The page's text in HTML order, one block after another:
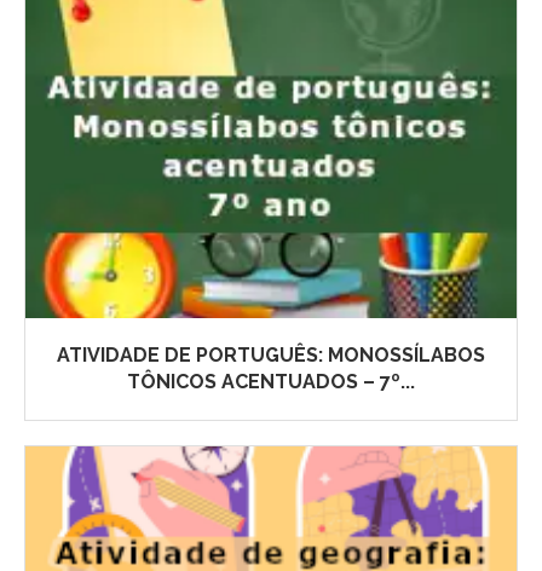
ATIVIDADE DE PORTUGUÊS: MONOSSÍLABOS
TÔNICOS ACENTUADOS – 7º...